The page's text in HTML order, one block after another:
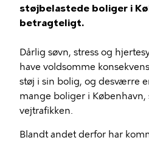
støjbelastede boliger i
betragteligt.
Dårlig søvn, stress og
have voldsomme
støj i sin bolig, og desværre
mange boliger i København,
vejtrafikken.
Blandt andet derfor har